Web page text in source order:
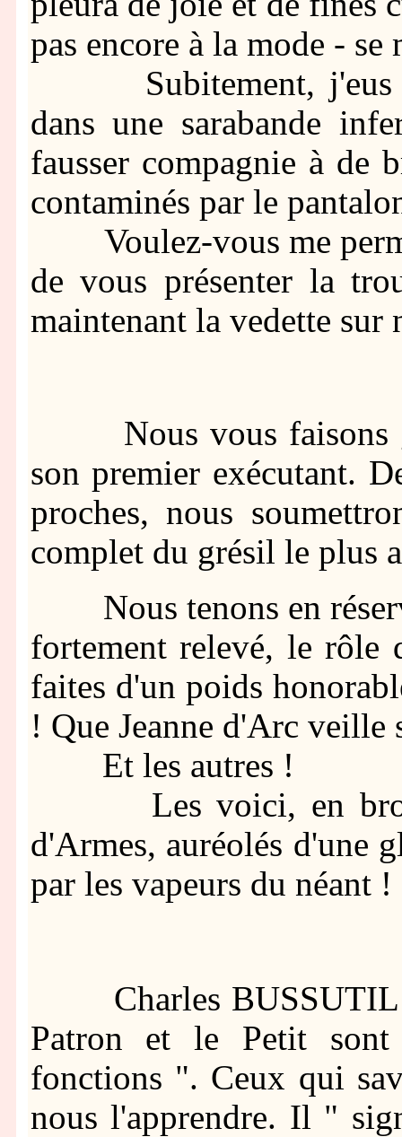
pas encore à la mode -
Subitement, j'eus
dans une sarabande
fausser compagnie à de
contaminés par le
Voulez-vous me
de vous présenter la
maintenant la vedette sur
Nous vous faisons
son premier exécutant.
proches, nous
complet du grésil le plus
Nous tenons en
fortement relevé, le rôle
faites d'un poids
! Que Jeanne d'Arc
Et les autres !
Les voici, en
d'Armes, auréolés d'une
par les vapeurs du néant !
Charles BUSSUTIL
Patron et le Petit
fonctions ". Ceux qui
nous l'apprendre. Il "